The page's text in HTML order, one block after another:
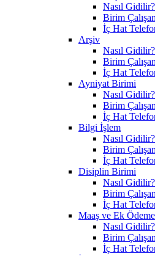
Nasıl Gidilir?
Birim
İç Hat
Arşiv
Nasıl Gidilir?
Birim
İç Hat
Ayniyat Birimi
Nasıl Gidilir?
Birim
İç Hat
Bilgi İşlem
Nasıl Gidilir?
Birim
İç Hat
Disiplin Birimi
Nasıl Gidilir?
Birim
İç Hat
Maaş ve Ek
Nasıl Gidilir?
Birim
İç Hat